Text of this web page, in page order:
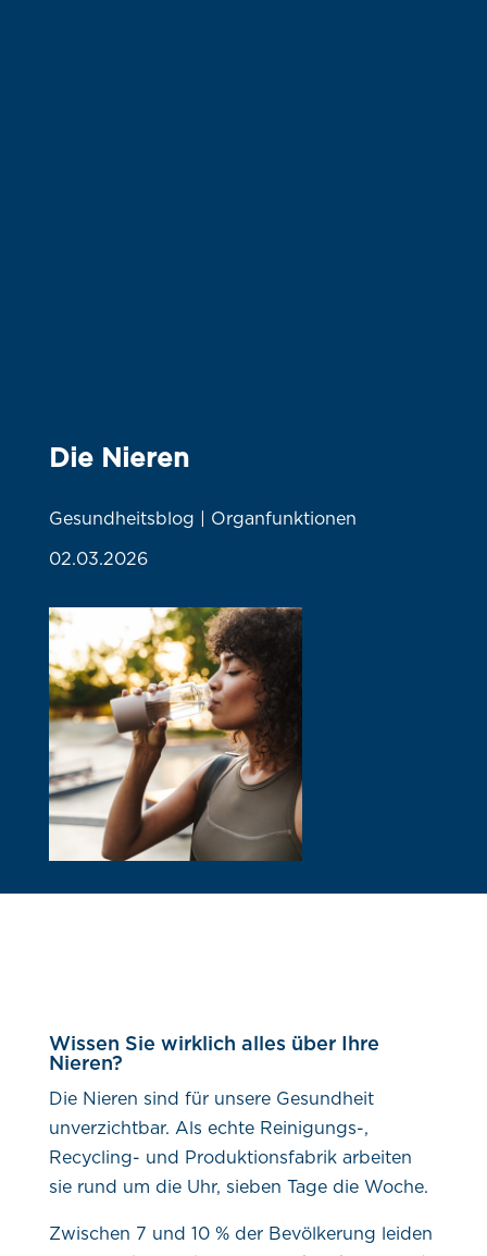
Die Nieren
Gesundheitsblog | Organfunktionen
02.03.2026
Wissen Sie wirklich alles über Ihre
Nieren?
Die Nieren sind für unsere Gesundheit
unverzichtbar. Als echte Reinigungs-,
Recycling- und Produktionsfabrik arbeiten
sie rund um die Uhr, sieben Tage die Woche.
Zwischen 7 und 10 % der Bevölkerung leiden